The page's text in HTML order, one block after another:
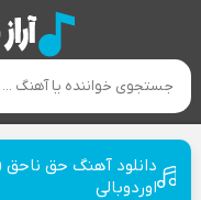
دانلود آهنگ حق ناحق
اوردوبالی